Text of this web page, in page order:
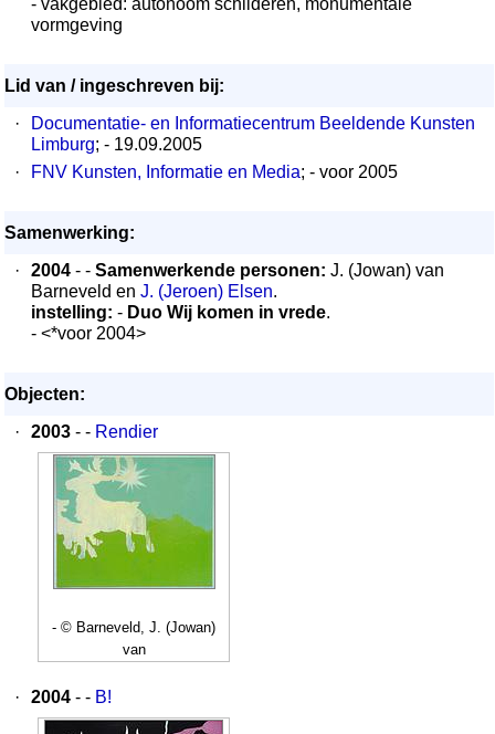
- vakgebied: autonoom schilderen, monumentale
vormgeving
Lid van / ingeschreven bij:
·
Documentatie- en Informatiecentrum Beeldende Kunsten
Limburg; - 19.09.2005
·
FNV Kunsten, Informatie en Media; - voor 2005
Samenwerking:
·
2004 - - Samenwerkende personen: J. (Jowan) van
Barneveld en J. (Jeroen) Elsen.
instelling: - Duo Wij komen in vrede.
- <*voor 2004>
Objecten:
·
2003 - - Rendier
- © Barneveld, J. (Jowan)
van
· 2004 - - B!